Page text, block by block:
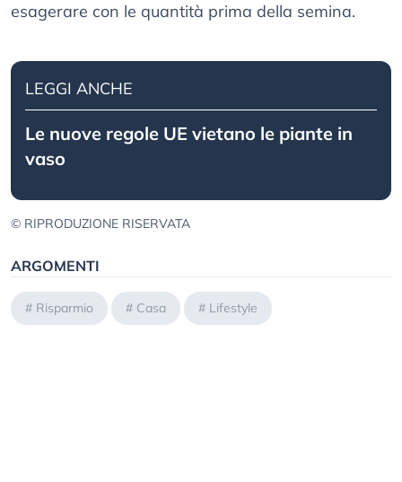
esagerare con le quantità prima della semina.
LEGGI ANCHE
Le nuove regole UE vietano le piante in
vaso
© RIPRODUZIONE RISERVATA
ARGOMENTI
# Risparmio # Casa # Lifestyle